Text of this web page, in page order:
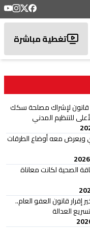
تغطية مباشرة
قانون لإشراك مصلحة سكك
للتنظيم المدني
ويعرض معه أوضاع الطرقات
الصحية لكانت معاناة
إقرار قانون العفو العام..
العدالة